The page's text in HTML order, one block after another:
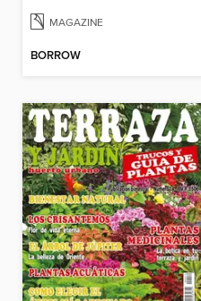
MAGAZINE
BORROW